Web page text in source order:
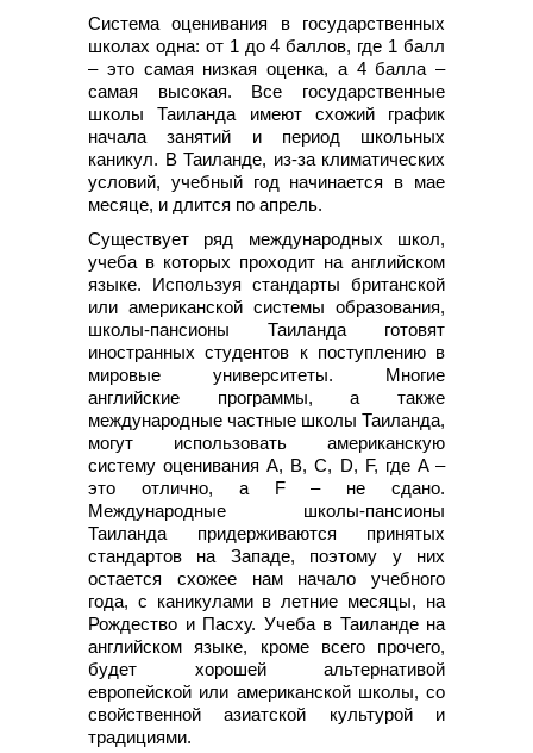
Система оценивания в государственных
школах одна: от 1 до 4 баллов, где 1 балл
– это самая низкая оценка, а 4 балла –
самая высокая. Все государственные
школы Таиланда имеют схожий график
начала занятий и период школьных
каникул. В Таиланде, из-за климатических
условий, учебный год начинается в мае
месяце, и длится по апрель.
Существует ряд международных школ,
учеба в которых проходит на английском
языке. Используя стандарты британской
или американской системы образования,
школы-пансионы Таиланда готовят
иностранных студентов к поступлению в
мировые университеты. Многие
английские программы, а также
международные частные школы Таиланда,
могут использовать американскую
систему оценивания A, B, C, D, F, где A –
это отлично, а F – не сдано.
Международные школы-пансионы
Таиланда придерживаются принятых
стандартов на Западе, поэтому у них
остается схожее нам начало учебного
года, с каникулами в летние месяцы, на
Рождество и Пасху. Учеба в Таиланде на
английском языке, кроме всего прочего,
будет хорошей альтернативой
европейской или американской школы, со
свойственной азиатской культурой и
традициями.